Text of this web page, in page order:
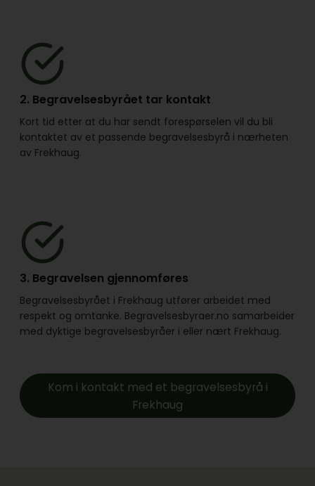
2. Begravelsesbyrået tar kontakt
Kort tid etter at du har sendt forespørselen vil du bli
kontaktet av et passende begravelsesbyrå i nærheten
av Frekhaug.
3. Begravelsen gjennomføres
Begravelsesbyrået i Frekhaug utfører arbeidet med
respekt og omtanke. Begravelsesbyraer.no samarbeider
med dyktige begravelsesbyråer i eller nært Frekhaug.
Kom i kontakt med et begravelsesbyrå i
Frekhaug